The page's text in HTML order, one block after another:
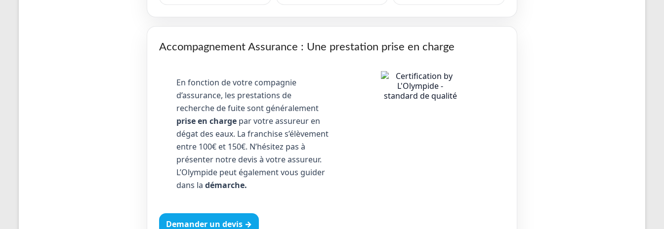
Accompagnement Assurance : Une prestation prise en charge
En fonction de votre compagnie
d’assurance, les prestations de
recherche de fuite sont généralement
prise en charge par votre assureur en
dégat des eaux. La franchise s’élèvement
entre 100€ et 150€. N’hésitez pas à
présenter notre devis à votre assureur.
L’Olympide peut également vous guider
dans la démarche.
Demander un devis →